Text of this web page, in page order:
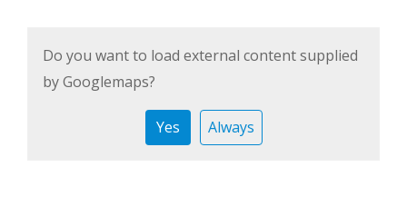
Do you want to load external content supplied
byGooglemaps?
Yes Always